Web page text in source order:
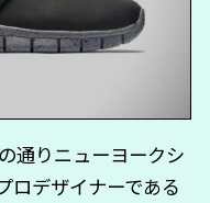
通りニューヨークシ
ロデザイナーである